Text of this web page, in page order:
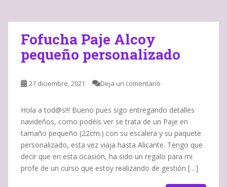
Fofucha Paje Alcoy
pequeño personalizado
27 diciembre, 2021 Deja un comentario
Hola a tod@s!!! Bueno pues sigo entregando detalles
navideños, como podéis ver se trata de un Paje en
tamaño pequeño (22cm.) con su escalera y su paquete
personalizado, esta vez viaja hasta Alicante. Tengo que
decir que en esta ocasión, ha sido un regalo para mi
profe de un curso que estoy realizando de gestión […]